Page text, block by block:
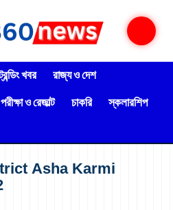
খবর
রাজ্য ও দেশ
পরীক্ষা ও রেজাল্ট চাকরি
স্কলারশিপ
Asha Karmi